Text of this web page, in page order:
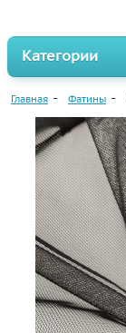
Категории
Главная Фатины